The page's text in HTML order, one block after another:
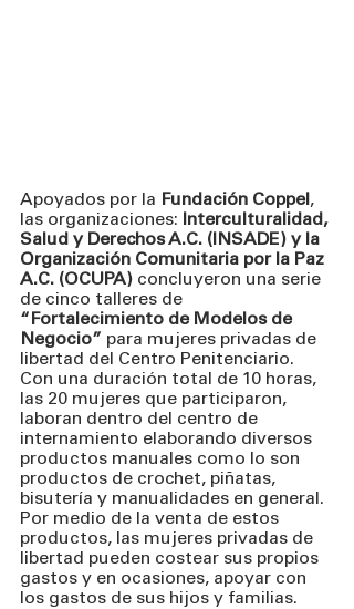
Apoyados por la Fundación Coppel ,
las organizaciones: Interculturalidad,
Salud y Derechos A.C. (INSADE) y la
Organización Comunitaria por la Paz
A.C. (OCUPA) concluyeron una serie
de cinco talleres de
“Fortalecimiento de Modelos de
Negocio” para mujeres privadas de
libertad del Centro Penitenciario.
Con una duración total de 10 horas,
las 20 mujeres que participaron,
laboran dentro del centro de
internamiento elaborando diversos
productos manuales como lo son
productos de crochet, piñatas,
bisutería y manualidades en general.
Por medio de la venta de estos
productos, las mujeres privadas de
libertad pueden costear sus propios
gastos y en ocasiones, apoyar con
los gastos de sus hijos y familias.